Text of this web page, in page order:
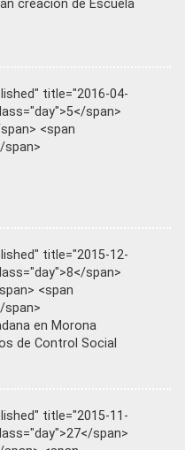
creación de Escuela
title="2016-04-
span>
<span
span>
title="2015-12-
span>
<span
span>
en Morona
de Control Social
title="2015-11-
span>